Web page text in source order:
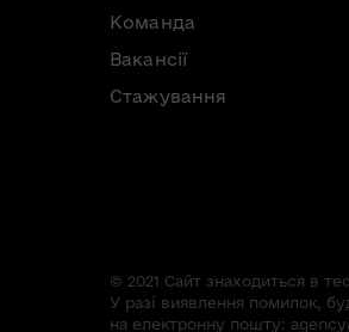
Команда
Вакансії
Стажування
© 2021 Сайт знаходиться в
У разі виявлення помилок,
на електронну пошту: